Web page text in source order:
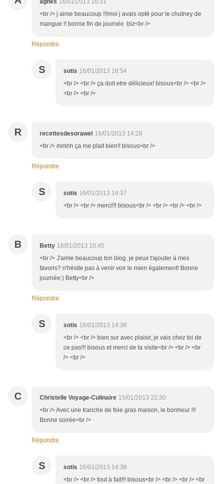
agnes 16/01/2013 16:31
<br /> j aime beaucoup !!!moi j avais opté pour le chutney de
mangue !! bonne fin de journée biz<br />
Répondre
S sotis 16/01/2013 16:54
<br /> <br /> ça doit etre délicieux! bisous<br /> <br />
<br /> <br />
R recettesdesorawel 16/01/2013 14:28
<br /> mmhh ça me plait bien!! bisous<br />
Répondre
S sotis 16/01/2013 14:37
<br /> <br /> merci!!! bisous<br /> <br /> <br /> <br />
B Betty 16/01/2013 10:45
<br /> J'aime beaucoup ton blog, je peux t'ajouter à mes
favoris? n'hésite pas à venir voir le mien également! Bonne
journée:) Betty<br />
Répondre
S sotis 16/01/2013 14:38
<br /> <br /> bien sur avec plaisir, je vais chez toi de
ce pas!!! bisous et merci de ta visite<br /> <br /> <br
/> <br />
C Christelle Voyage-Culinaire 15/01/2013 22:30
<br /> Avec une tranche de foie gras maison, le bonheur !!!
Bonne soirée<br />
Répondre
S sotis 16/01/2013 14:38
<br /> <br /> tout à fait!!! bisous<br /> <br /> <br /> <br